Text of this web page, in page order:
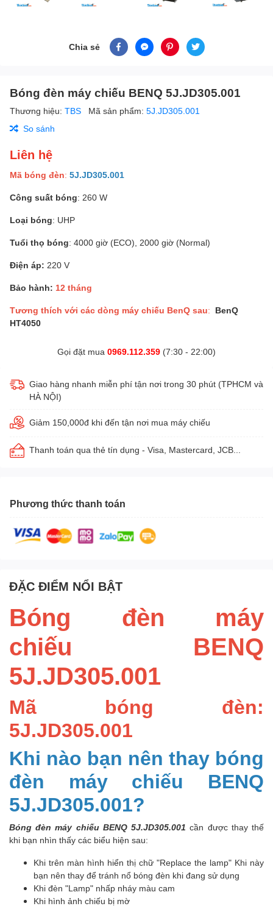
Chia sẻ
Bóng đèn máy chiếu BENQ 5J.JD305.001
Thương hiệu: TBS Mã sản phẩm: 5J.JD305.001
So sánh
Liên hệ
Mã bóng đèn: 5J.JD305.001
Công suất bóng: 260 W
Loại bóng: UHP
Tuổi thọ bóng: 4000 giờ (ECO), 2000 giờ (Normal)
Điện áp: 220 V
Bảo hành: 12 tháng
Tương thích với các dòng máy chiếu BenQ sau: BenQ
HT4050
Gọi đặt mua 0969.112.359 (7:30 - 22:00)
Giao hàng nhanh miễn phí tận nơi trong 30 phút (TPHCM và
HÀ NỘI)
Giảm 150,000đ khi đến tận nơi mua máy chiếu
Thanh toán qua thẻ tín dụng - Visa, Mastercard, JCB...
Phương thức thanh toán
ĐẶC ĐIỂM NỔI BẬT
Bóng đèn máy
chiếu BENQ
5J.JD305.001
Mã bóng đèn:
5J.JD305.001
Khi nào bạn nên thay bóng
đèn máy chiếu BENQ
5J.JD305.001?
Bóng đèn máy chiếu BENQ 5J.JD305.001cần được thay thế
khi bạn nhìn thấy các biểu hiện sau:
Khi trên màn hình hiển thị chữ "Replace the lamp" Khi này
bạn nên thay để tránh nổ bóng đèn khi đang sử dụng
Khi đèn "Lamp" nhấp nháy màu cam
Khi hình ảnh chiếu bị mờ